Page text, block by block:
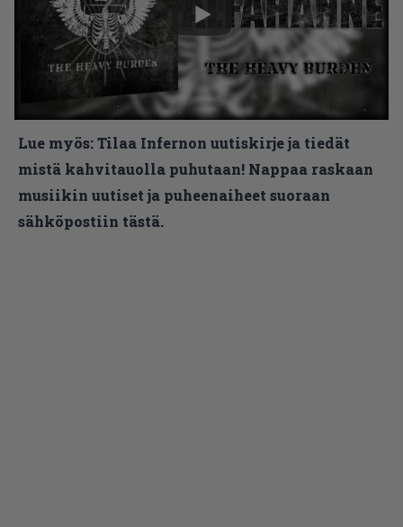
Lue myös:Tilaa Infernon uutiskirje ja tiedät
mistä kahvitauolla puhutaan! Nappaa raskaan
musiikin uutiset ja puheenaiheet suoraan
sähköpostiin tästä.